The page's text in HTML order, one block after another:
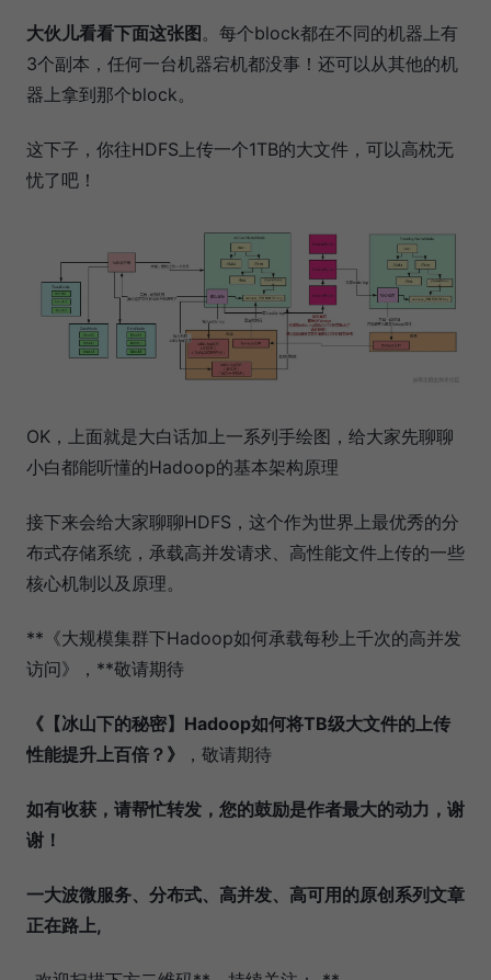
大伙儿看看下面这张图。每个block都在不同的机器上有
3个副本，任何一台机器宕机都没事！还可以从其他的机
器上拿到那个block。
这下子，你往HDFS上传一个1TB的大文件，可以高枕无
忧了吧！
OK，上面就是大白话加上一系列手绘图，给大家先聊聊
小白都能听懂的Hadoop的基本架构原理
接下来会给大家聊聊HDFS，这个作为世界上最优秀的分
布式存储系统，承载高并发请求、高性能文件上传的一些
核心机制以及原理。
**《大规模集群下Hadoop如何承载每秒上千次的高并发
访问》，**敬请期待
《【冰山下的秘密】Hadoop如何将TB级大文件的上传
性能提升上百倍？》
，敬请期待
如有收获，请帮忙转发，您的鼓励是作者最大的动力，谢
谢！
一大波微服务、分布式、高并发、高可用的原创系列文章
正在路上,